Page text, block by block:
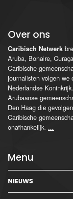
Over ons
Caribisch Netwerk
Aruba, Bonaire,
Caribische
journalisten volgen we
Nederlandse
Arubaanse
Den Haag die
Caribische
onafhankelijk. ...
Menu
NIEUWS